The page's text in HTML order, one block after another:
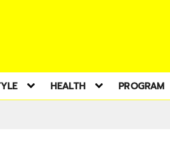
HEALTH PROGRAM